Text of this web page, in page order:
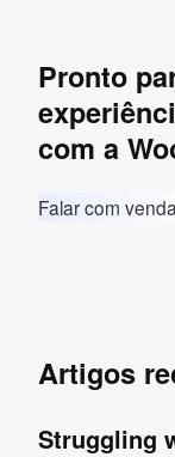
Pronto
com a
Falar com
Artigos
Struggling